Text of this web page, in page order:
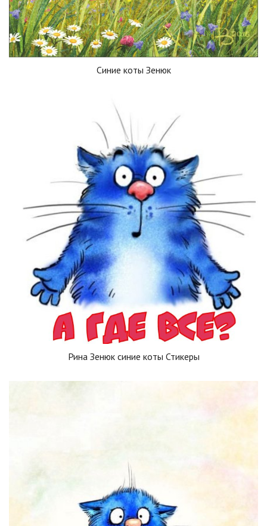
Синие коты Зенюк
Рина Зенюк синие коты Стикеры